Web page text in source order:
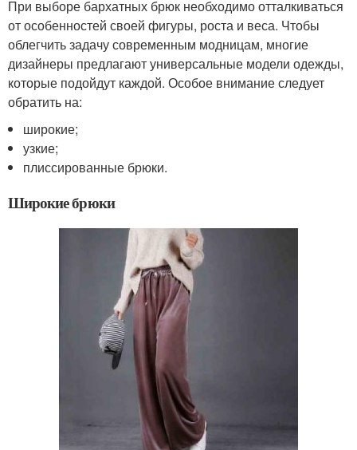
При выборе бархатных брюк необходимо отталкиваться
от особенностей своей фигуры, роста и веса. Чтобы
облегчить задачу современным модницам, многие
дизайнеры предлагают универсальные модели одежды,
которые подойдут каждой. Особое внимание следует
обратить на:
широкие;
узкие;
плиссированные брюки.
Широкие брюки